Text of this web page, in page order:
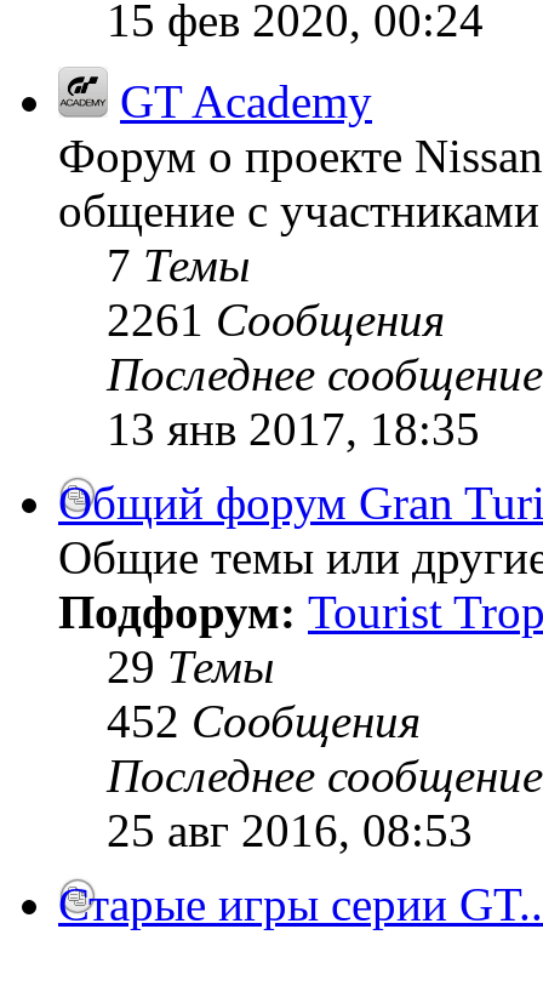
15 фев 2020, 00:24
GT Academy
Форум о проекте
общение с
7 Темы
2261 Сообщения
Последнее сообщение
13 янв 2017, 18:35
Общий форум Gran
Общие темы или
Подфорум: Tourist
29 Темы
452 Сообщения
Последнее сообщение
25 авг 2016, 08:53
Старые игры серии